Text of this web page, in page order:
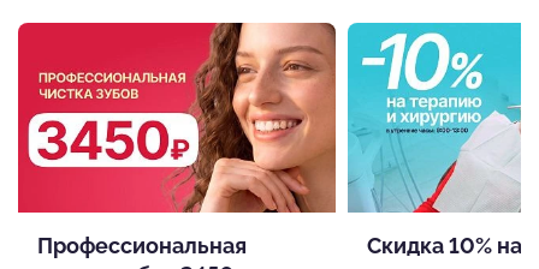
Профессиональная
Скидка 10% на